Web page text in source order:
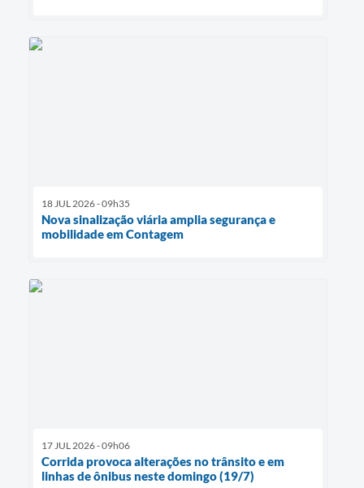
18 JUL 2026 - 09h35
Nova sinalização viária amplia segurança e
mobilidade em Contagem
17 JUL 2026 - 09h06
Corrida provoca alterações no trânsito e em
linhas de ônibus neste domingo (19/7)